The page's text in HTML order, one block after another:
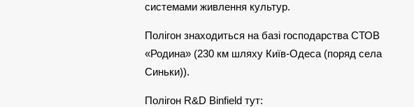
системами живлення культур.
Полігон знаходиться на базі господарства СТОВ
«Родина» (230 км шляху Київ-Одеса (поряд села
Синьки)).
Полігон R&D Binfield тут: